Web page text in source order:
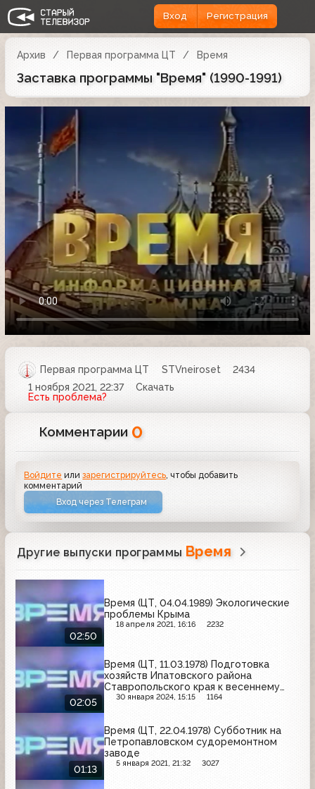
Вход Регистрация
Архив Первая программа ЦТ Время
Заставка программы "Время" (1990-1991)
Первая программа ЦТ STVneiroset
2434
1 ноября 2021, 22:37
Скачать
Есть проблема?
Комментарии 0
Войдите илизарегистрируйтесь, чтобы добавить
комментарий
Вход через Телеграм
Другие выпуски программы Время
02:50
Время (ЦТ, 04.04.1989) Экологические
проблемы Крыма
18 апреля 2021, 16:16 2232
02:05
Время (ЦТ, 11.03.1978) Подготовка
хозяйств Ипатовского района
Ставропольского края к весеннему
севу30 января 2024, 15:15 1164
01:13
Время (ЦТ, 22.04.1978) Субботник на
Петропавловском судоремонтном
заводе
5 января 2021, 21:32 3027